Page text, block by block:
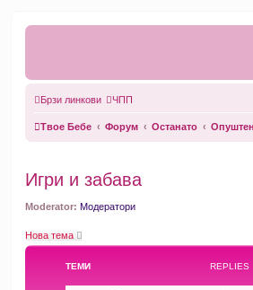
Брзи линкови ЧПП
Твое Бебе Форум Останато
Игри и забава
Moderator: Модератори
Нова тема
ТЕМИ REPLIES